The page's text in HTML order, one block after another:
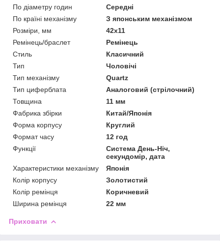
По діаметру годин
Середні
По країні механізму
З японським механізмом
Розміри, мм
42х11
Ремінець/браслет
Ремінець
Стиль
Класичний
Тип
Чоловічі
Тип механізму
Quartz
Тип циферблата
Аналоговий (стрілочний)
Товщина
11 мм
Фабрика збірки
Китай/Японія
Форма корпусу
Круглий
Формат часу
12 год
Функції
Система День-Ніч,
секундомір, дата
Характеристики механізму
Японія
Колір корпусу
Золотистий
Колір ремінця
Коричневий
Ширина ремінця
22 мм
Приховати